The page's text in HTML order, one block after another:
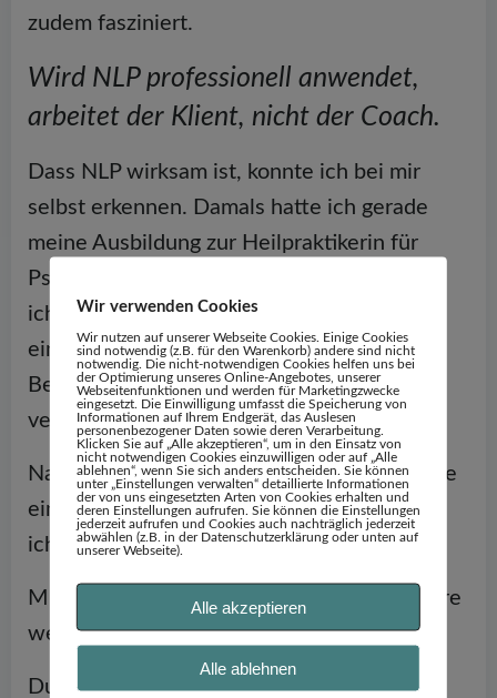
zudem fasziniert.
Wird NLP professionell anwendet,
arbeitet der Klient, nicht der Coach.
Dass NLP wirksam ist, konnte ich bei mir
selbst erkennen. Damals hatte ich gerade
meine Ausbildung zur Heilpraktikerin für
Psychotherapie begonnen. Allerdings hatte
ich noch keine Vorstellung davon, wie sich
ein erfolgreicher Abschluss mit meiner
Berufstätigkeit und meiner Familie
vereinbaren ließen.
Nach diesen 5 Tagen hatte ich das. Ich hatte
ein klares Bild, ein Ziel. Auf dieses Ziel bin
ich zugesteuert.
Mir war klar: Das möchte ich auch an andere
weitergeben!
Du interessierst dich für ein Coaching mit
Wir verwenden Cookies
Wir nutzen auf unserer Webseite Cookies. Einige Cookies
sind notwendig (z.B. für den Warenkorb) andere sind nicht
notwendig. Die nicht-notwendigen Cookies helfen uns bei
der Optimierung unseres Online-Angebotes, unserer
Webseitenfunktionen und werden für Marketingzwecke
eingesetzt. Die Einwilligung umfasst die Speicherung von
Informationen auf Ihrem Endgerät, das Auslesen
personenbezogener Daten sowie deren Verarbeitung.
Klicken Sie auf „Alle akzeptieren“, um in den Einsatz von
nicht notwendigen Cookies einzuwilligen oder auf „Alle
ablehnen“, wenn Sie sich anders entscheiden. Sie können
unter „Einstellungen verwalten“ detaillierte Informationen
der von uns eingesetzten Arten von Cookies erhalten und
deren Einstellungen aufrufen. Sie können die Einstellungen
jederzeit aufrufen und Cookies auch nachträglich jederzeit
abwählen (z.B. in der Datenschutzerklärung oder unten auf
unserer Webseite).
Alle akzeptieren
Alle ablehnen